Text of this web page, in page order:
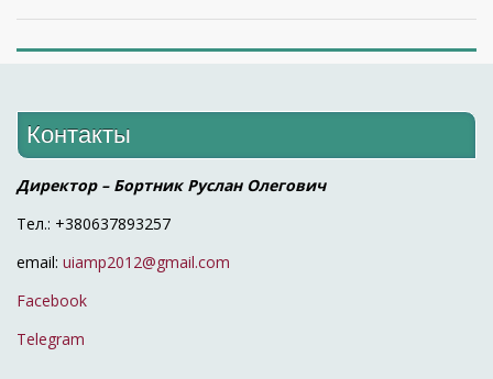
Контакты
Директор – Бортник Руслан Олегович
Тел.: +380637893257
email: uiamp2012@gmail.com
Facebook
Telegram